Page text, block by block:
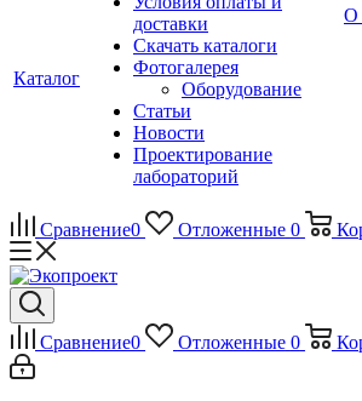
Каталог
доставки
Скачать каталоги
Фотогалерея
Оборудование
Статьи
Новости
Проектирование
лабораторий
О
Сравнение0 Отложенные 0
Сравнение0 Отложенные 0